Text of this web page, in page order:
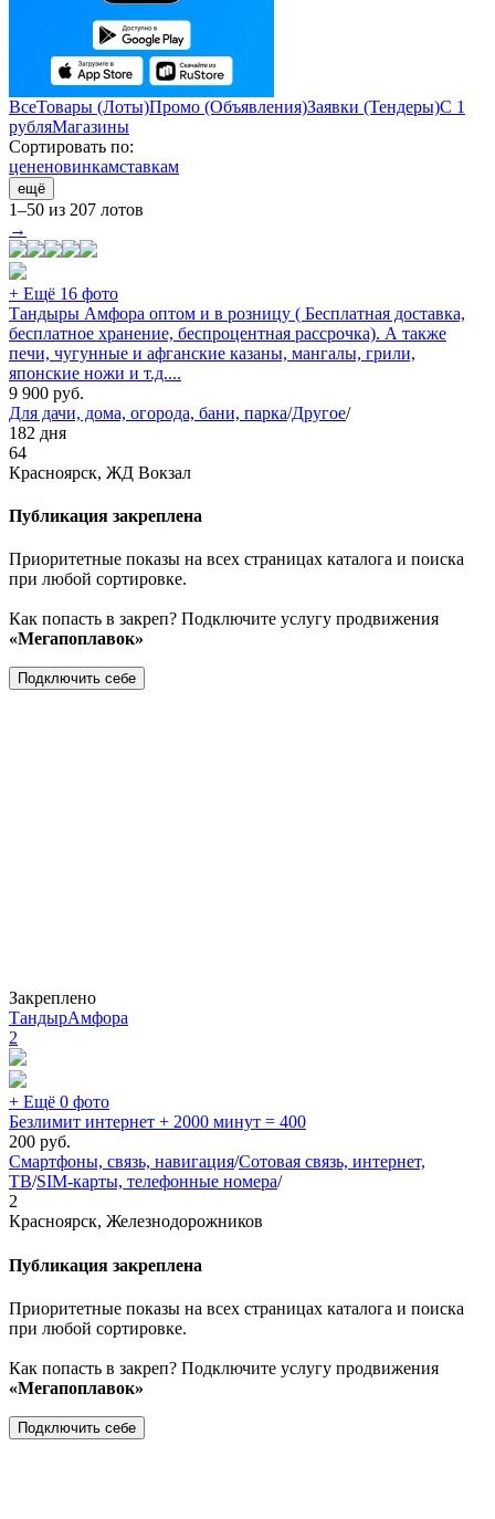
ВсеТовары (Лоты)Промо (Объявления)Заявки (Тендеры)С 1
рубляМагазины
Сортировать по:
цененовинкамставкам
ещё
1–50 из 207 лотов
→
+ Ещё 16 фото
Тандыры Амфора оптом и в розницу ( Бесплатная доставка,
бесплатное хранение, беспроцентная рассрочка). А также
печи, чугунные и афганские казаны, мангалы, грили,
японские ножи и т.д....
9 900 руб.
Для дачи, дома, огорода, бани, парка/Другое/
182 дня
64
Красноярск, ЖД Вокзал
Публикация закреплена
Приоритетные показы на всех страницах каталога и поиска
при любой сортировке.
Как попасть в закреп? Подключите услугу продвижения
«Мегапоплавок»
Подключить себе
Закреплено
ТандырАмфора
2
+ Ещё 0 фото
Безлимит интернет + 2000 минут = 400
200 руб.
Смартфоны, связь, навигация/Сотовая связь, интернет,
ТВ/SIM-карты, телефонные номера/
2
Красноярск, Железнодорожников
Публикация закреплена
Приоритетные показы на всех страницах каталога и поиска
при любой сортировке.
Как попасть в закреп? Подключите услугу продвижения
«Мегапоплавок»
Подключить себе